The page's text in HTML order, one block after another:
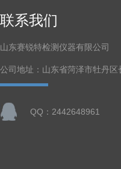
联系我们
山东赛锐特检测仪器有限公司
公司地址：山东省菏泽市牡丹
QQ：2442648961